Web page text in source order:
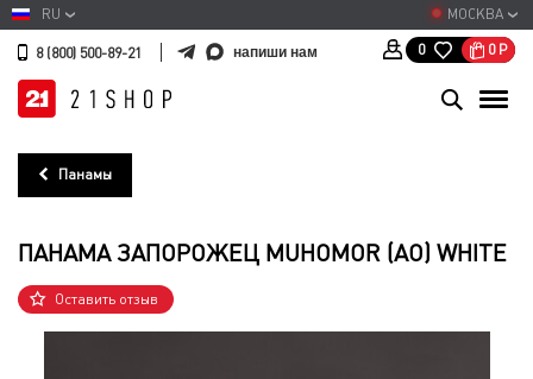
МОСКВА
RU
8 (800) 500-89-21 напиши нам 0 0 Р
Панамы
ПАНАМА ЗАПОРОЖЕЦ MUHOMOR (AO) WHITE
Оставить отзыв